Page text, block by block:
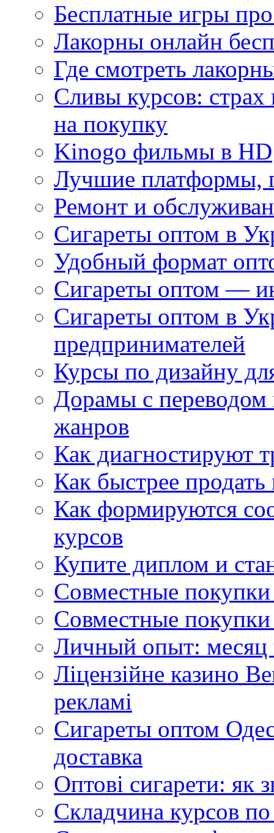
Бесплатные игры
Лакорны онлайн
Где смотреть
Сливы курсов:
на покупку
Kinogo фильмы в HD
Лучшие платформы,
Ремонт и
Сигареты оптом в
Удобный формат
Сигареты оптом —
Сигареты оптом в
предпринимателей
Курсы по дизайну
Дорамы с переводом
жанров
Как диагностируют
Как быстрее
Как формируются
курсов
Купите диплом и
Совместные
Совместные покупки
Личный опыт: месяц
Ліцензійне казино
рекламі
Сигареты оптом
доставка
Оптові сигарети: як
Складчина курсов